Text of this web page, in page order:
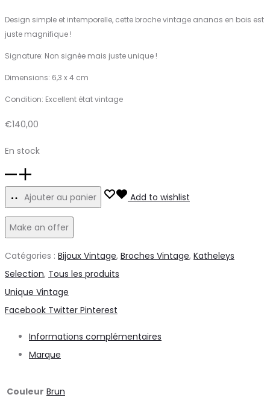
Design simple et intemporelle, cette broche vintage ananas en bois est
juste magnifique !
Signature: Non signée mais juste unique !
Dimensions: 6,3 x 4 cm
Condition: Excellent état vintage
€140,00
En stock
quantité
de
broche
Ajouter au panier Add to wishlist
Make an offer
Catégories : Bijoux Vintage, Broches Vintage, Katheleys
Selection, Tous les produits
Unique Vintage
Share
Facebook Twitter Pinterest
Informations complémentaires
Marque
Couleur Brun